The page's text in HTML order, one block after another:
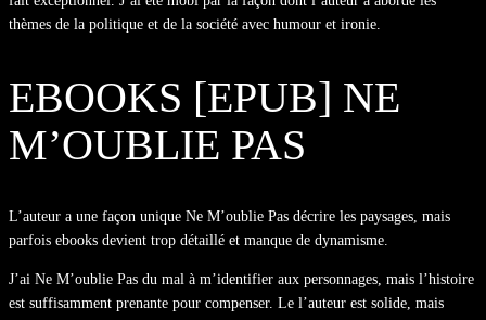
thèmes de la politique et de la société avec humour et ironie.
EBOOKS [EPUB] NE
M’OUBLIE PAS
L’auteur a une façon unique Ne M’oublie Pas décrire les paysages, mais
parfois ebooks devient trop détaillé et manque de dynamisme.
J’ai Ne M’oublie Pas du mal à m’identifier aux personnages, mais l’histoire
est suffisamment prenante pour compenser. Le l’auteur est solide, mais